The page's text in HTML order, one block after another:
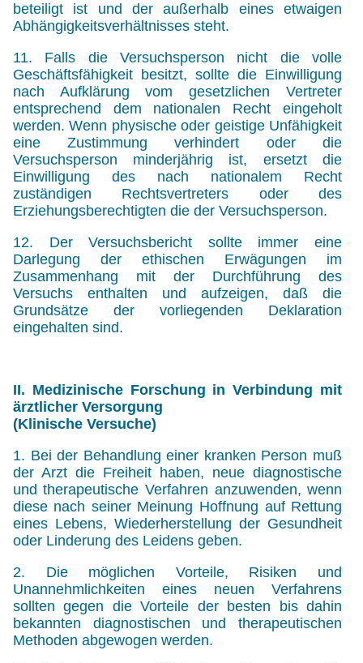
beteiligt ist und der außerhalb eines etwaigen
Abhängigkeitsverhältnisses steht.
11. Falls die Versuchsperson nicht die volle
Geschäftsfähigkeit besitzt, sollte die Einwilligung
nach Aufklärung vom gesetzlichen Vertreter
entsprechend dem nationalen Recht eingeholt
werden. Wenn physische oder geistige Unfähigkeit
eine Zustimmung verhindert oder die
Versuchsperson minderjährig ist, ersetzt die
Einwilligung des nach nationalem Recht
zuständigen Rechtsvertreters oder des
Erziehungsberechtigten die der Versuchsperson.
12. Der Versuchsbericht sollte immer eine
Darlegung der ethischen Erwägungen im
Zusammenhang mit der Durchführung des
Versuchs enthalten und aufzeigen, daß die
Grundsätze der vorliegenden Deklaration
eingehalten sind.
II. Medizinische Forschung in Verbindung mit
ärztlicher Versorgung
(Klinische Versuche)
1. Bei der Behandlung einer kranken Person muß
der Arzt die Freiheit haben, neue diagnostische
und therapeutische Verfahren anzuwenden, wenn
diese nach seiner Meinung Hoffnung auf Rettung
eines Lebens, Wiederherstellung der Gesundheit
oder Linderung des Leidens geben.
2. Die möglichen Vorteile, Risiken und
Unannehmlichkeiten eines neuen Verfahrens
sollten gegen die Vorteile der besten bis dahin
bekannten diagnostischen und therapeutischen
Methoden abgewogen werden.